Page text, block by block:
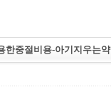
한중절비용-아기지우는약